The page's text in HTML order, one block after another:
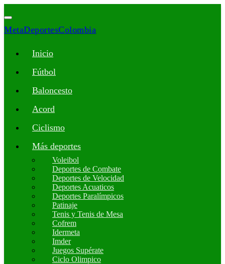
MetaDeportesColombia
Inicio
Fútbol
Baloncesto
Acord
Ciclismo
Más deportes
Voleibol
Deportes de Combate
Deportes de Velocidad
Deportes Acuaticos
Deportes Paralímpicos
Patinaje
Tenis y Tenis de Mesa
Cofrem
Idermeta
Imder
Juegos Supérate
Ciclo Olimpico